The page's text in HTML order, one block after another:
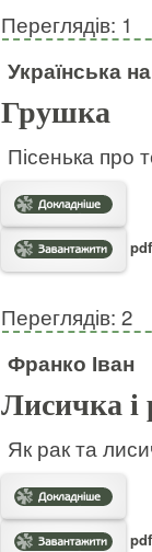
Переглядів: 1
Українська
Грушка
Пісенька про
Переглядів: 2
Франко Іван
Лисичка і
Як рак та